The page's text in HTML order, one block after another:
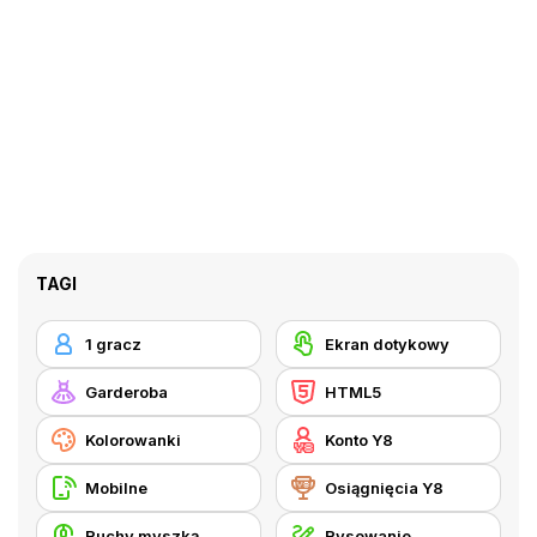
TAGI
1 gracz Ekran dotykowy
Garderoba HTML5
Kolorowanki Konto Y8
Mobilne Osiągnięcia Y8